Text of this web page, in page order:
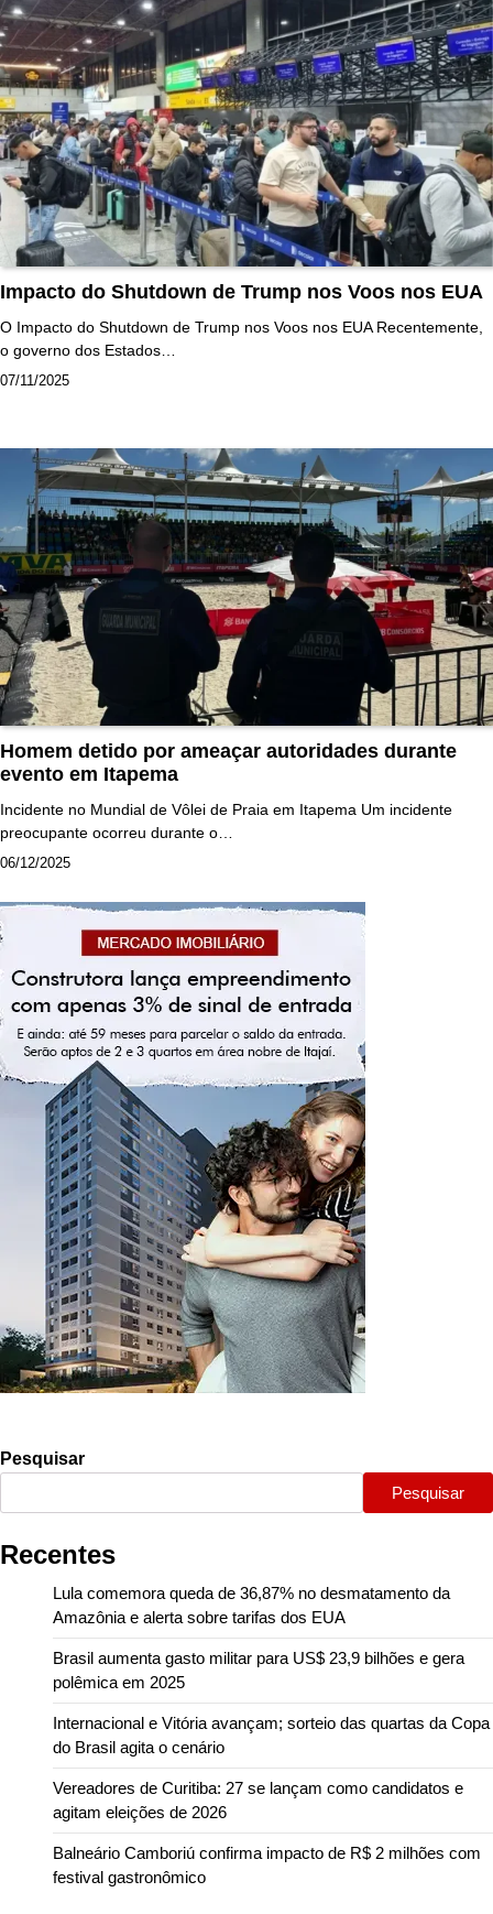
Impacto do Shutdown de Trump nos Voos nos EUA
O Impacto do Shutdown de Trump nos Voos nos EUA Recentemente,
o governo dos Estados…
07/11/2025
Homem detido por ameaçar autoridades durante
evento em Itapema
Incidente no Mundial de Vôlei de Praia em Itapema Um incidente
preocupante ocorreu durante o…
06/12/2025
Pesquisar
Pesquisar
Recentes
Lula comemora queda de 36,87% no desmatamento da
Amazônia e alerta sobre tarifas dos EUA
Brasil aumenta gasto militar para US$ 23,9 bilhões e gera
polêmica em 2025
Internacional e Vitória avançam; sorteio das quartas da Copa
do Brasil agita o cenário
Vereadores de Curitiba: 27 se lançam como candidatos e
agitam eleições de 2026
Balneário Camboriú confirma impacto de R$ 2 milhões com
festival gastronômico